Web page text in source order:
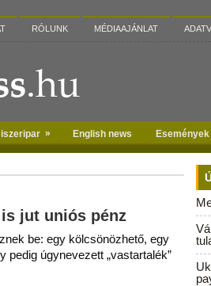
RÓLUNK MÉDIAAJÁNLAT
» English news Események
is jut uniós pénz
be: egy kölcsönözhető, egy
pedig úgynevezett „vastartalék”